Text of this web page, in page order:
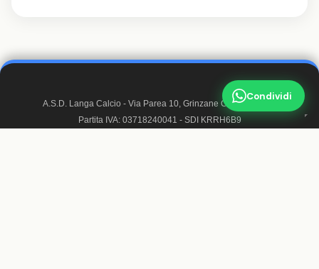
Condividi
A.S.D. Langa Calcio - Via Parea 10, Grinzane Cavour 12060
Partita IVA: 03718240041 - SDI KRRH6B9